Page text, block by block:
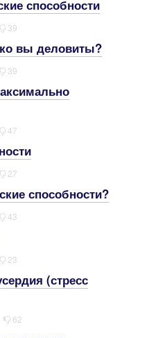
способности
39
вы деловиты?
39
47
27
способности?
43
23
(стресс
62